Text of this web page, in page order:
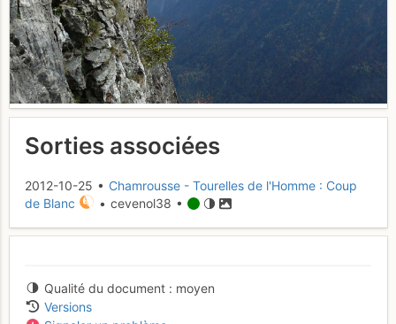
Sorties associées
2012-10-25 • Chamrousse - Tourelles de l'Homme : Coup
de Blanc
• cevenol38 •
Qualité du document
moyen
Versions